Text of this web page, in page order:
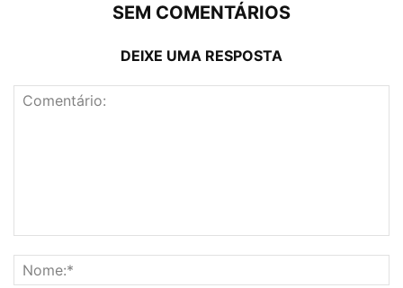
SEM COMENTÁRIOS
DEIXE UMA RESPOSTA